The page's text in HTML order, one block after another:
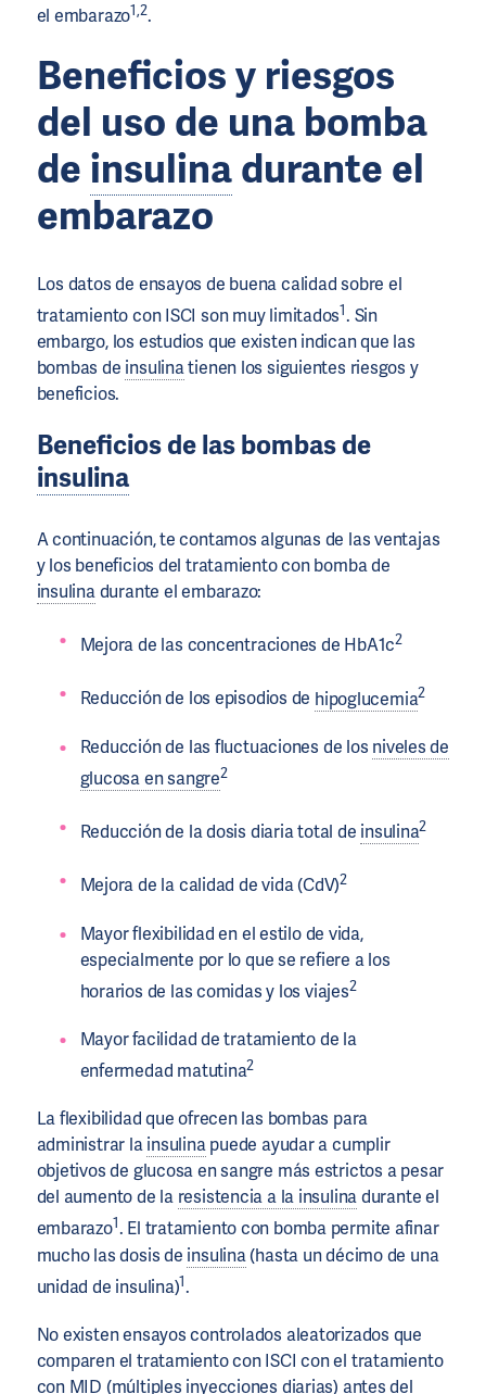
el embarazo1,2.
Beneficios y riesgos
del uso de una bomba
de insulinadurante el
embarazo
Los datos de ensayos de buena calidad sobre el
tratamiento con ISCI son muy limitados1. Sin
embargo, los estudios que existen indican que las
bombas de insulinatienen los siguientes riesgos y
beneficios.
Beneficios de las bombas de
insulina
A continuación, te contamos algunas de las ventajas
y los beneficios del tratamiento con bomba de
insulinadurante el embarazo:
Mejora de las concentraciones de HbA1c2
Reducción de los episodios de hipoglucemia2
Reducción de las fluctuaciones de los niveles de
glucosa en sangre2
Reducción de la dosis diaria total de insulina2
Mejora de la calidad de vida (CdV)2
Mayor flexibilidad en el estilo de vida,
especialmente por lo que se refiere a los
horarios de las comidas y los viajes2
Mayor facilidad de tratamiento de la
enfermedad matutina2
La flexibilidad que ofrecen las bombas para
administrar lainsulinapuede ayudar a cumplir
objetivos de glucosa en sangre más estrictos a pesar
del aumento de la resistencia a la insulinadurante el
embarazo1. El tratamiento con bomba permite afinar
mucho las dosis de insulina(hasta un décimo de una
unidad de insulina)1.
No existen ensayos controlados aleatorizados que
comparen el tratamiento con ISCI con el tratamiento
con MID (múltiples inyecciones diarias) antes del